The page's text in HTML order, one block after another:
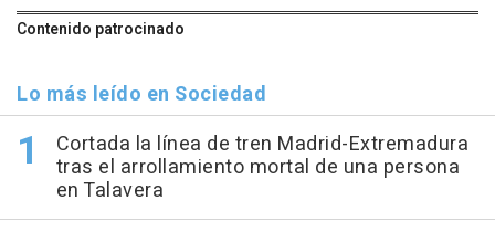
Contenido patrocinado
Lo más leído en Sociedad
Cortada la línea de tren Madrid-Extremadura
tras el arrollamiento mortal de una persona
en Talavera